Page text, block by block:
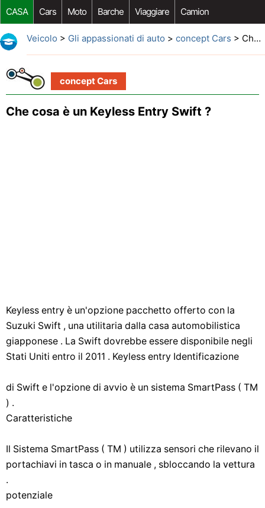
CASA Cars Moto Barche Viaggiare Camion
Riparazione Auto Acquisto Auto Car Opzioni Aftermarket
Veicolo > Gli appassionati di auto > concept Cars > Che cosa è un Keyless Entry Swift ?
concept Cars
Che cosa è un Keyless Entry Swift ?
Keyless entry è un'opzione pacchetto offerto con la
Suzuki Swift , una utilitaria dalla casa automobilistica
giapponese . La Swift dovrebbe essere disponibile negli
Stati Uniti entro il 2011 . Keyless entry Identificazione
di Swift e l'opzione di avvio è un sistema SmartPass ( TM
) .
Caratteristiche
Il Sistema SmartPass ( TM ) utilizza sensori che rilevano il
portachiavi in tasca o in manuale , sbloccando la vettura
.
potenziale